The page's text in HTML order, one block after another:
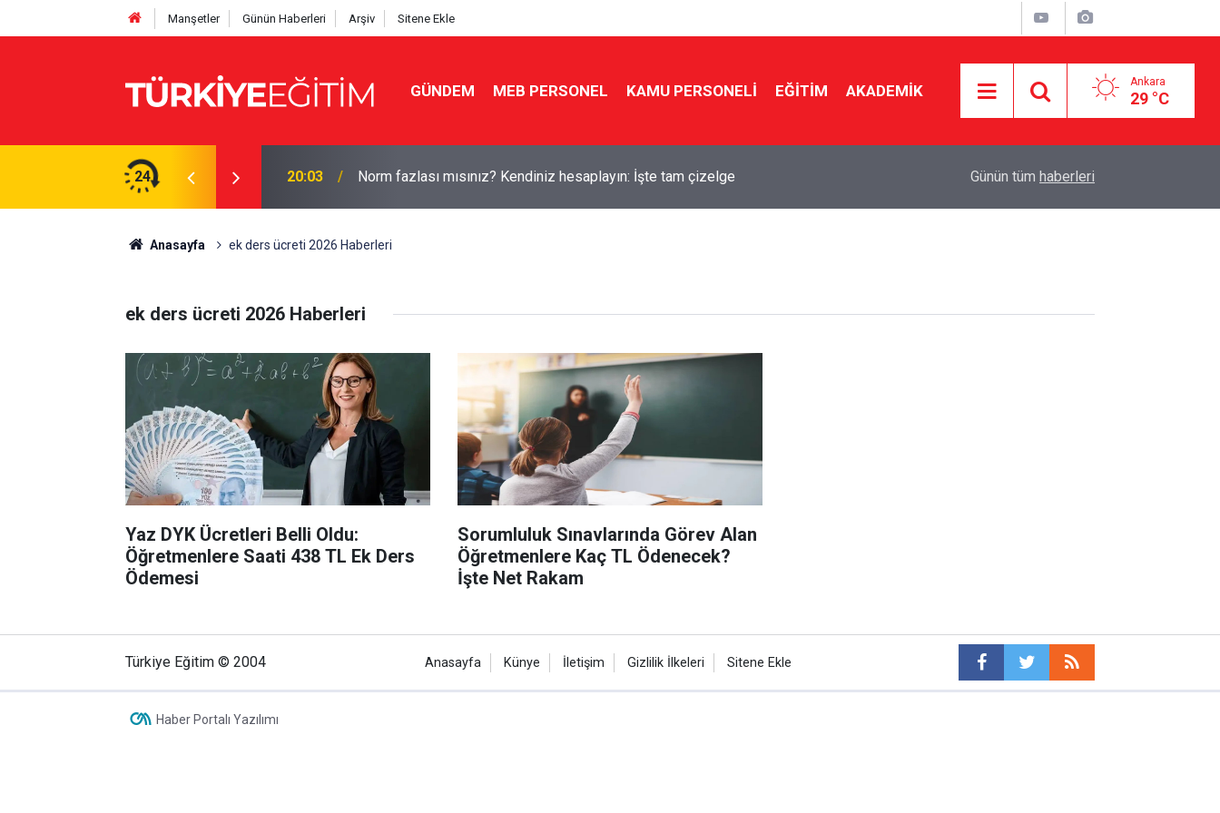
Manşetler Günün Haberleri Arşiv Sitene Ekle
GÜNDEM MEB PERSONEL KAMU PERSONELİ EĞİTİM AKADEMİK Ankara
29 °C
24
Süre 2 yıla çıkabilecek 20:03 Norm fazlası mısınız? Kendiniz hesaplayın: İşte tam çizelge Bakan Tekin'den yeni sınav sistemi uyarısı:
Günün tüm haberleri
Anasayfa ek ders ücreti 2026 Haberleri
ek ders ücreti 2026 Haberleri
Yaz DYK Ücretleri Belli Oldu:
Öğretmenlere Saati 438 TL Ek Ders
Ödemesi
Sorumluluk Sınavlarında Görev Alan
Öğretmenlere Kaç TL Ödenecek?
İşte Net Rakam
Türkiye Eğitim © 2004 Anasayfa Künye İletişim Gizlilik İlkeleri Sitene Ekle
Haber Portalı Yazılımı